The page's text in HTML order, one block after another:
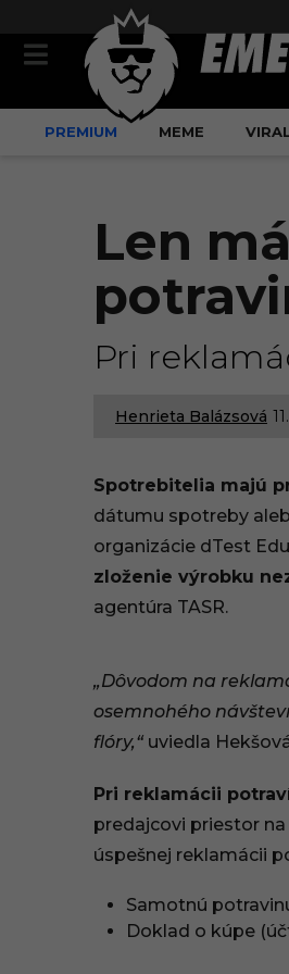
PREMIUM MEME
Len
Pri
Henrieta Balázsová 1
0
2
0
,
9
Spotrebitelia majú
dátumu spotreby
organizácie dTest
zloženie výrobku
agentúra TASR.
„Dôvodom na
osemnohého
flóry,“ uviedla
Pri reklamácii
predajcovi priestor
úspešnej reklamácii
Samotnú
Doklad o kúpe